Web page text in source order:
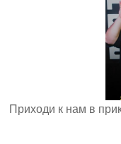
Приходи к нам в